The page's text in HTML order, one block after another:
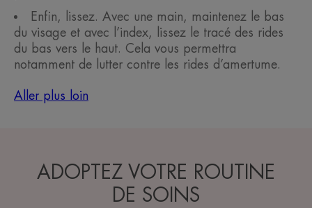
Enfin, lissez. Avec une main, maintenez le bas
du visage et avec l’index, lissez le tracé des rides
du bas vers le haut. Cela vous permettra
notamment de lutter contre les rides d’amertume.
Aller plus loin
ADOPTEZ VOTRE ROUTINE
DE SOINS